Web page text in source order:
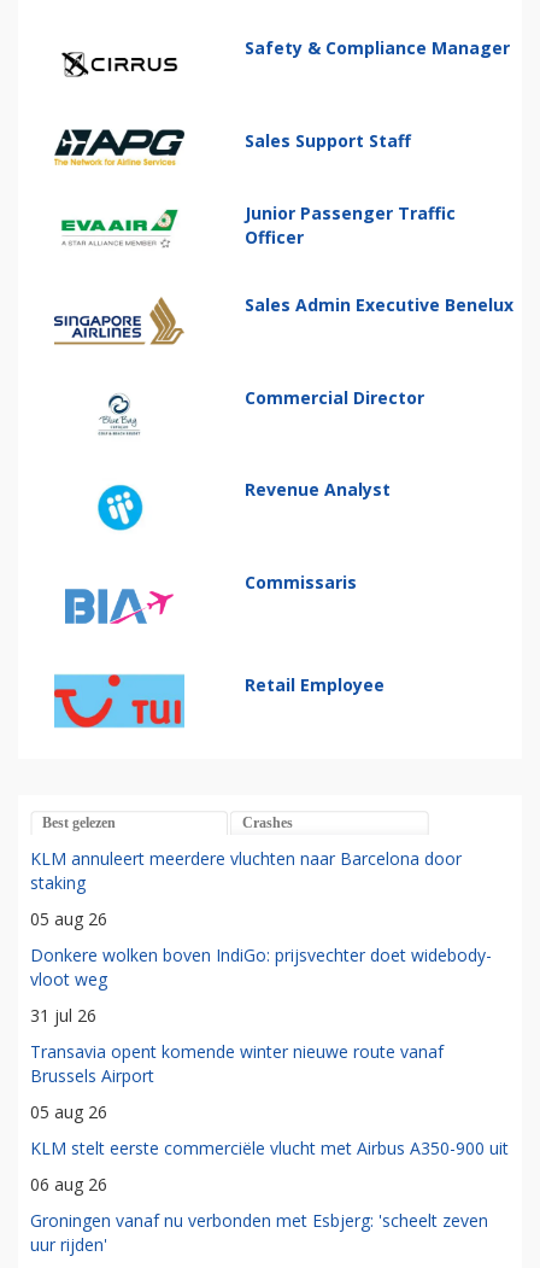
Safety & Compliance Manager
Sales Support Staff
Junior Passenger Traffic
Officer
Sales Admin Executive Benelux
Commercial Director
Revenue Analyst
Commissaris
Retail Employee
Best gelezen Crashes
KLM annuleert meerdere vluchten naar Barcelona door
staking
05 aug 26
Donkere wolken boven IndiGo: prijsvechter doet widebody-
vloot weg
31 jul 26
Transavia opent komende winter nieuwe route vanaf
Brussels Airport
05 aug 26
KLM stelt eerste commerciële vlucht met Airbus A350-900 uit
06 aug 26
Groningen vanaf nu verbonden met Esbjerg: 'scheelt zeven
uur rijden'